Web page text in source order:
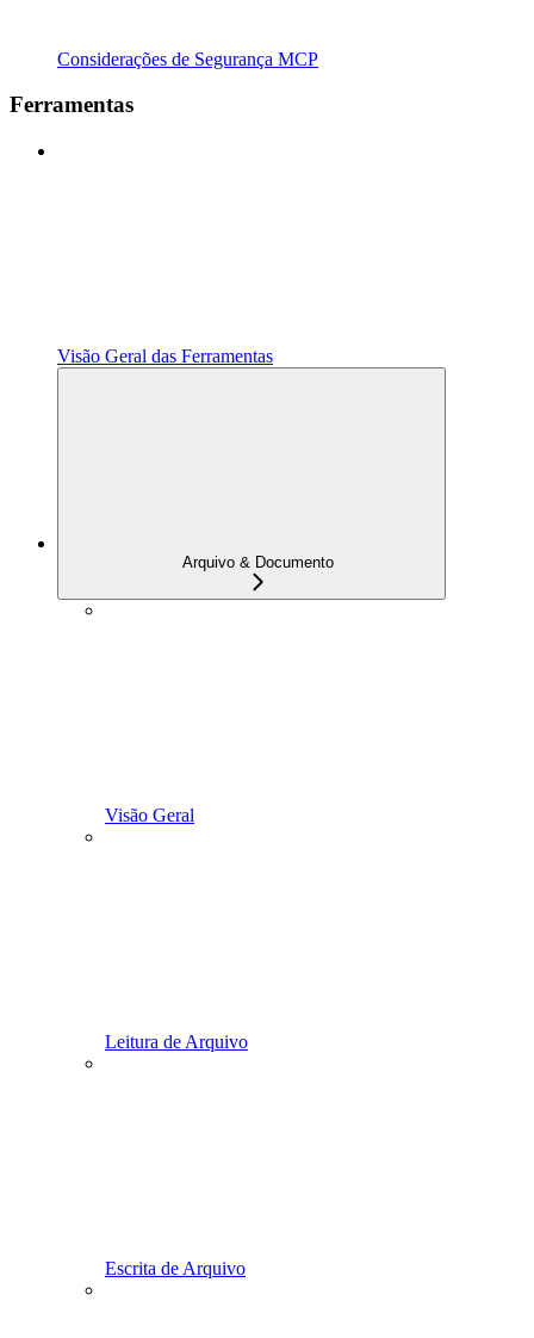
Considerações de Segurança MCP
Ferramentas
Visão Geral das Ferramentas
Arquivo & Documento
Visão Geral
Leitura de Arquivo
Escrita de Arquivo